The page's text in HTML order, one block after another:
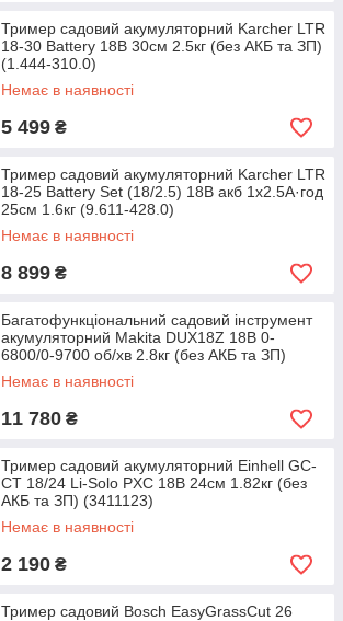
Тример садовий акумуляторний Karcher LTR
18-30 Battery 18В 30см 2.5кг (без АКБ та ЗП)
(1.444-310.0)
Немає в наявності
5 499 ₴
Тример садовий акумуляторний Karcher LTR
18-25 Battery Set (18/2.5) 18В акб 1х2.5А·год
25см 1.6кг (9.611-428.0)
Немає в наявності
8 899 ₴
Багатофункціональний садовий інструмент
акумуляторний Makita DUX18Z 18В 0-
6800/0-9700 об/хв 2.8кг (без АКБ та ЗП)
Немає в наявності
11 780 ₴
Тример садовий акумуляторний Einhell GC-
CT 18/24 Li-Solo PXC 18В 24см 1.82кг (без
АКБ та ЗП) (3411123)
Немає в наявності
2 190 ₴
Тример садовий Bosch EasyGrassCut 26